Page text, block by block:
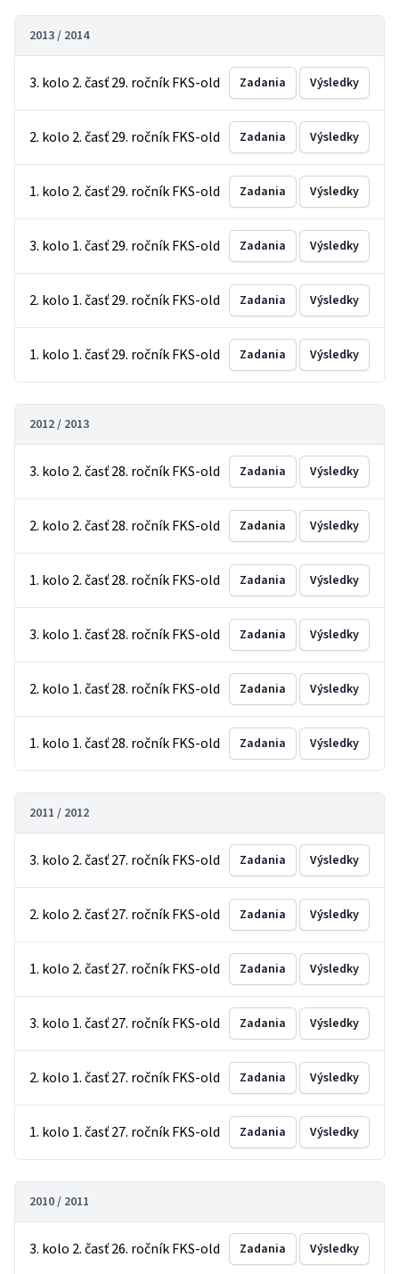
2013 / 2014
3. kolo 2. časť 29. ročník FKS-old Zadania Výsledky
2. kolo 2. časť 29. ročník FKS-old Zadania Výsledky
1. kolo 2. časť 29. ročník FKS-old Zadania Výsledky
3. kolo 1. časť 29. ročník FKS-old Zadania Výsledky
2. kolo 1. časť 29. ročník FKS-old Zadania Výsledky
1. kolo 1. časť 29. ročník FKS-old Zadania Výsledky
2012 / 2013
3. kolo 2. časť 28. ročník FKS-old Zadania Výsledky
2. kolo 2. časť 28. ročník FKS-old Zadania Výsledky
1. kolo 2. časť 28. ročník FKS-old Zadania Výsledky
3. kolo 1. časť 28. ročník FKS-old Zadania Výsledky
2. kolo 1. časť 28. ročník FKS-old Zadania Výsledky
1. kolo 1. časť 28. ročník FKS-old Zadania Výsledky
2011 / 2012
3. kolo 2. časť 27. ročník FKS-old Zadania Výsledky
2. kolo 2. časť 27. ročník FKS-old Zadania Výsledky
1. kolo 2. časť 27. ročník FKS-old Zadania Výsledky
3. kolo 1. časť 27. ročník FKS-old Zadania Výsledky
2. kolo 1. časť 27. ročník FKS-old Zadania Výsledky
1. kolo 1. časť 27. ročník FKS-old Zadania Výsledky
2010 / 2011
3. kolo 2. časť 26. ročník FKS-old Zadania Výsledky